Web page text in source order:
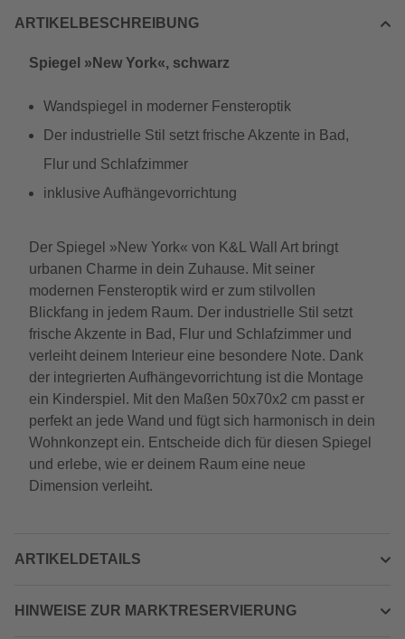
ARTIKELBESCHREIBUNG
Spiegel »New York«, schwarz
Wandspiegel in moderner Fensteroptik
Der industrielle Stil setzt frische Akzente in Bad,
Flur und Schlafzimmer
inklusive Aufhängevorrichtung
Der Spiegel »New York« von K&L Wall Art bringt
urbanen Charme in dein Zuhause. Mit seiner
modernen Fensteroptik wird er zum stilvollen
Blickfang in jedem Raum. Der industrielle Stil setzt
frische Akzente in Bad, Flur und Schlafzimmer und
verleiht deinem Interieur eine besondere Note. Dank
der integrierten Aufhängevorrichtung ist die Montage
ein Kinderspiel. Mit den Maßen 50x70x2 cm passt er
perfekt an jede Wand und fügt sich harmonisch in dein
Wohnkonzept ein. Entscheide dich für diesen Spiegel
und erlebe, wie er deinem Raum eine neue
Dimension verleiht.
ARTIKELDETAILS
HINWEISE ZUR MARKTRESERVIERUNG